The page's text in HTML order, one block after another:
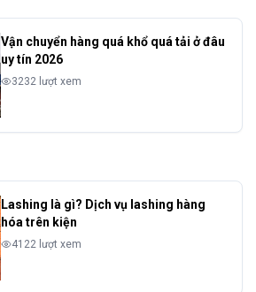
Vận chuyển hàng quá khổ quá tải ở đâu
uy tín 2026
3232 lượt xem
Lashing là gì? Dịch vụ lashing hàng
hóa trên kiện
4122 lượt xem